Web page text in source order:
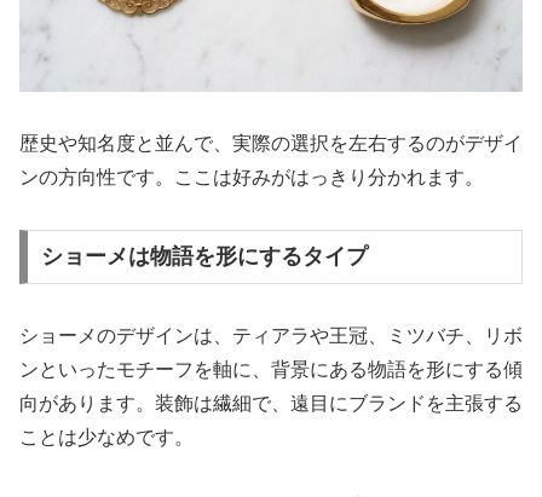
歴史や知名度と並んで、実際の選択を左右するのがデザイ
ンの方向性です。ここは好みがはっきり分かれます。
ショーメは物語を形にするタイプ
ショーメのデザインは、ティアラや王冠、ミツバチ、リボ
ンといったモチーフを軸に、背景にある物語を形にする傾
向があります。装飾は繊細で、遠目にブランドを主張する
ことは少なめです。